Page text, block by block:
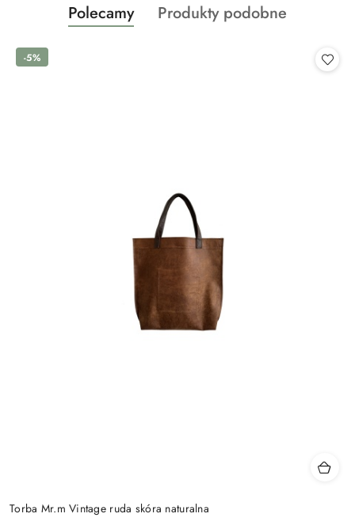
Pomiń karuzelę produktów
Produkty
o
Polecamy
Produkty
Produkty podobne
Torba Mr.m Vintage ruda skóra naturalna
-5%